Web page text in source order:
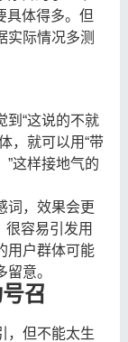
具体得多。但
实际情况多测
到“这说的不就
，就可以用“带
”这样接地气的
词，效果会更
很容易引发用
用户群体可能
意。
召
，但不能太生